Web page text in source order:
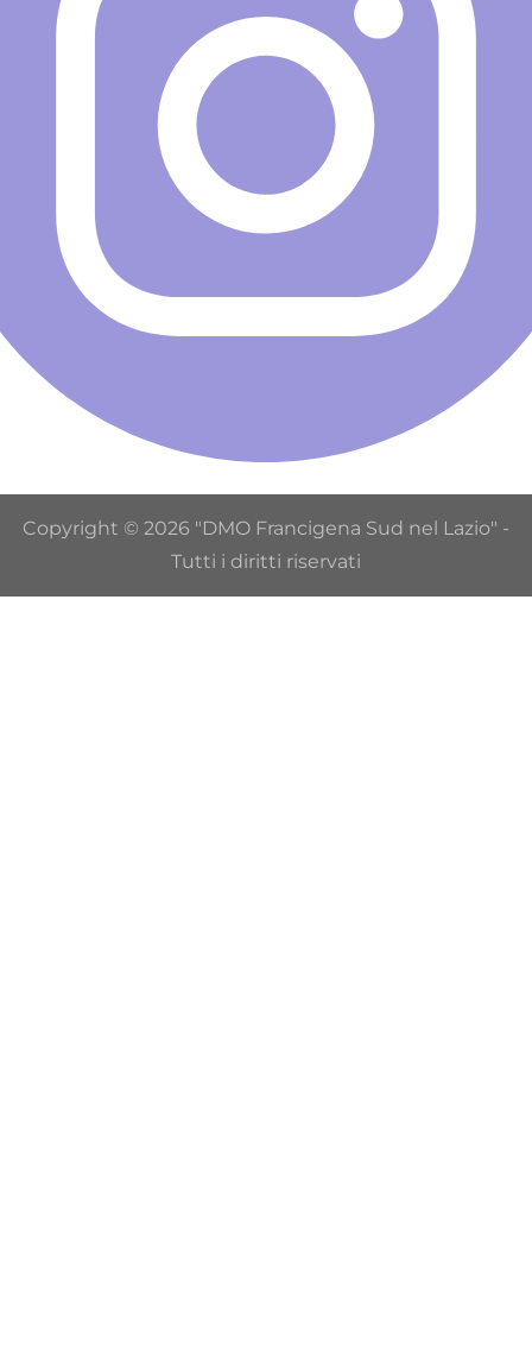
Copyright © 2026 "DMO Francigena Sud nel Lazio" -
Tutti i diritti riservati